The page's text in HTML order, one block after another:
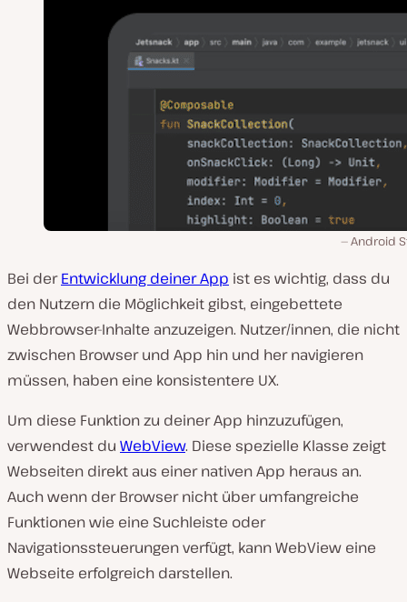
Android
Bei derEntwicklung deiner App ist es wichtig, dass du
den Nutzern die Möglichkeit gibst, eingebettete
Webbrowser-Inhalte anzuzeigen. Nutzer/innen, die nicht
zwischen Browser und App hin und her navigieren
müssen, haben eine konsistentere UX.
Um diese Funktion zu deiner App hinzuzufügen,
verwendest du WebView. Diese spezielle Klasse zeigt
Webseiten direkt aus einer nativen App heraus an.
Auch wenn der Browser nicht über umfangreiche
Funktionen wie eine Suchleiste oder
Navigationssteuerungen verfügt, kann WebView eine
Webseite erfolgreich darstellen.